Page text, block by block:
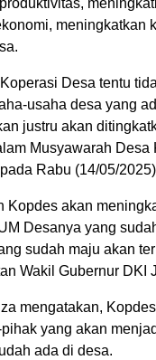
meningkatkan
Desa tentu
usaha desa yang
justru akan
Musyawarah
Rabu (14/05/
Kopdes akan
Desanya yang
sudah maju akan
Wakil Gubernur DKI
mengatakan,
yang akan
ada di desa.